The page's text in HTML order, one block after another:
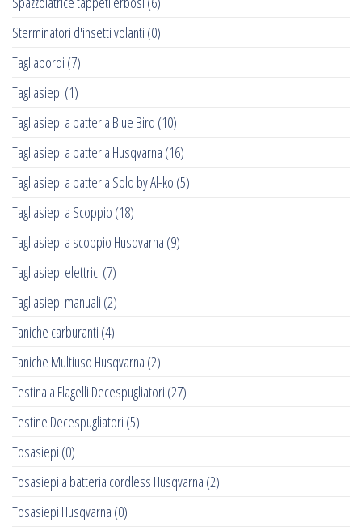
Sterminatori d'insetti volanti (0)
Tagliabordi (7)
Tagliasiepi (1)
Tagliasiepi a batteria Blue Bird (10)
Tagliasiepi a batteria Husqvarna (16)
Tagliasiepi a batteria Solo by Al-ko (5)
Tagliasiepi a Scoppio (18)
Tagliasiepi a scoppio Husqvarna (9)
Tagliasiepi elettrici (7)
Tagliasiepi manuali (2)
Taniche carburanti (4)
Taniche Multiuso Husqvarna (2)
Testina a Flagelli Decespugliatori (27)
Testine Decespugliatori (5)
Tosasiepi (0)
Tosasiepi a batteria cordless Husqvarna (2)
Tosasiepi Husqvarna (0)